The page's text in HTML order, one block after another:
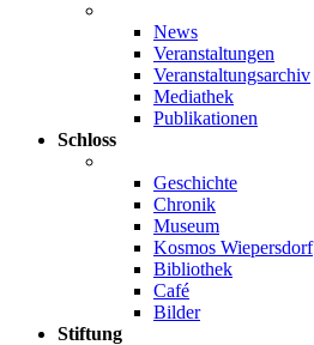
News
Veranstaltungen
Veranstaltungsarchiv
Mediathek
Publikationen
Schloss
Geschichte
Chronik
Museum
Kosmos Wiepersdorf
Bibliothek
Café
Bilder
Stiftung